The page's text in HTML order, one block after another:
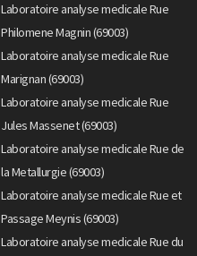
Laboratoire analyse medicale Rue
Philomene Magnin (69003)
Laboratoire analyse medicale Rue
Marignan (69003)
Laboratoire analyse medicale Rue
Jules Massenet (69003)
Laboratoire analyse medicale Rue de
la Metallurgie (69003)
Laboratoire analyse medicale Rue et
Passage Meynis (69003)
Laboratoire analyse medicale Rue du